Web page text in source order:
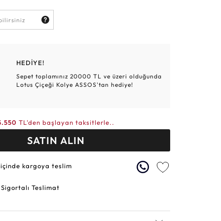
Elmas Bilezikler
Altın Tesbihler
Altın Hasır Setler
Violet
HEDİYE!
Sepet toplamınız 20000 TL ve üzeri olduğunda
Lotus Çiçeği Kolye ASSOS'tan hediye!
TL'den başlayan taksitlerle..
SATIN ALIN
kargoya teslim
Teslimat